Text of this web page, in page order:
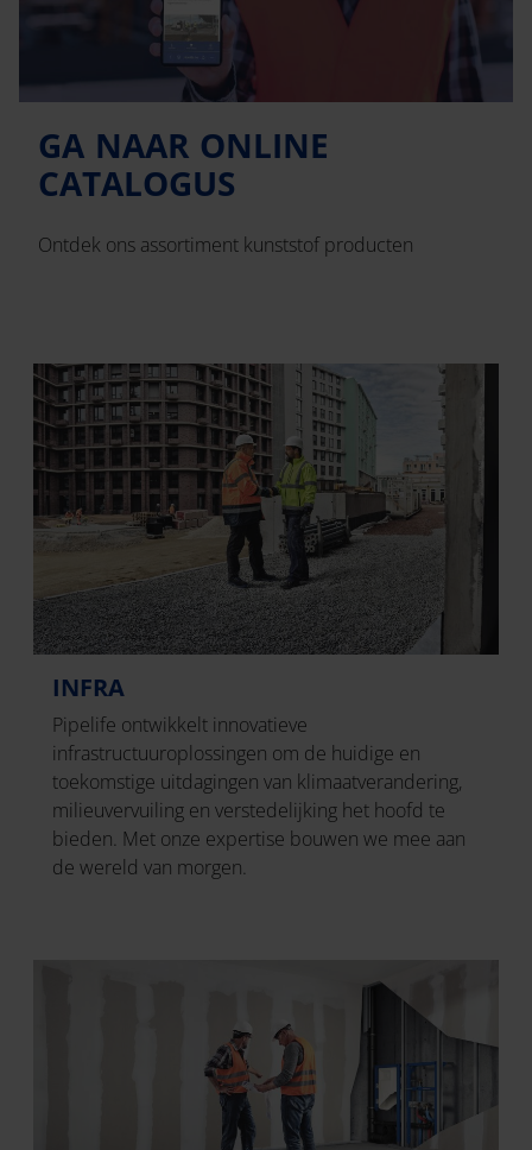
GA NAAR ONLINE
CATALOGUS
Ontdek ons assortiment kunststof producten
INFRA
Pipelife ontwikkelt innovatieve
infrastructuuroplossingen om de huidige en
toekomstige uitdagingen van klimaatverandering,
milieuvervuiling en verstedelijking het hoofd te
bieden. Met onze expertise bouwen we mee aan
de wereld van morgen.